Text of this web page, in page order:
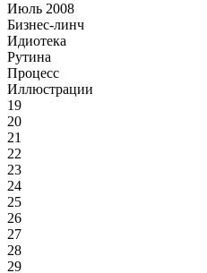
Июль 2008
Бизнес-линч
Идиотека
Рутина
Процесс
Иллюстрации
19
20
21
22
23
24
25
26
27
28
29